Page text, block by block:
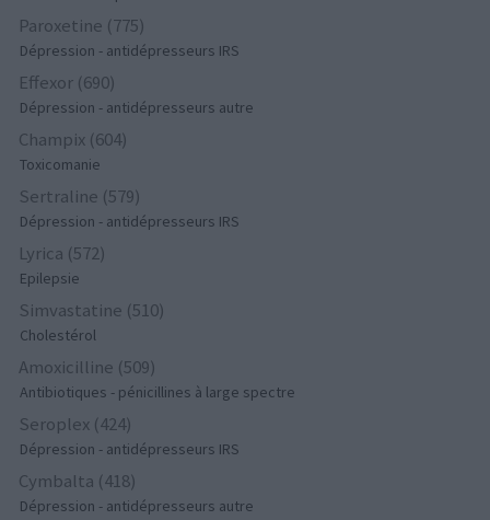
Paroxetine (775)
Dépression - antidépresseurs IRS
Effexor (690)
Dépression - antidépresseurs autre
Champix (604)
Toxicomanie
Sertraline (579)
Dépression - antidépresseurs IRS
Lyrica (572)
Epilepsie
Simvastatine (510)
Cholestérol
Amoxicilline (509)
Antibiotiques - pénicillines à large spectre
Seroplex (424)
Dépression - antidépresseurs IRS
Cymbalta (418)
Dépression - antidépresseurs autre